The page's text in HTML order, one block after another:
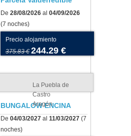
De 28/08/2026 al 04/09/2026
(7 noches)
Precio alojamiento
375.83 € 244.29 €
La Puebla de
Castro
Aragón
BUNGALOW ENCINA
De 04/03/2027 al 11/03/2027 (7
noches)